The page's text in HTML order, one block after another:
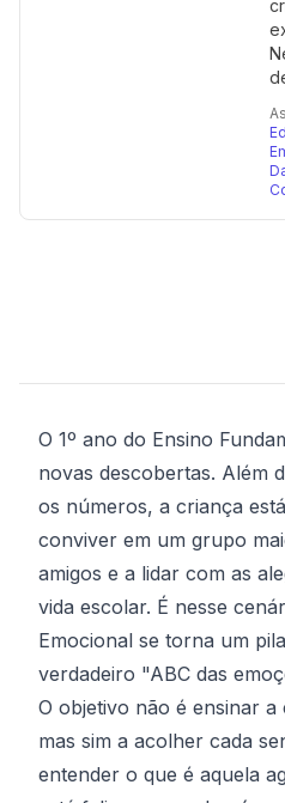
O 1º ano do Ensino
novas descobertas. Além
os números, a criança
conviver em um grupo
amigos e a lidar com as
vida escolar. É nesse
Emocional se torna um
verdadeiro "ABC das
O objetivo não é ensinar
mas sim a acolher cada
entender o que é aquela